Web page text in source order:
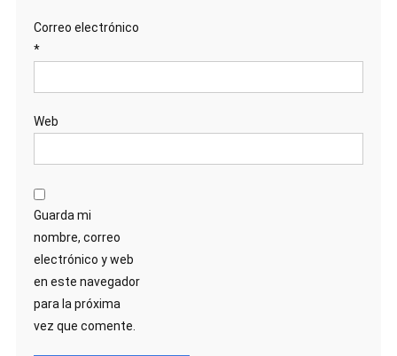
Correo electrónico
*
Web
Guarda mi
nombre, correo
electrónico y web
en este navegador
para la próxima
vez que comente.